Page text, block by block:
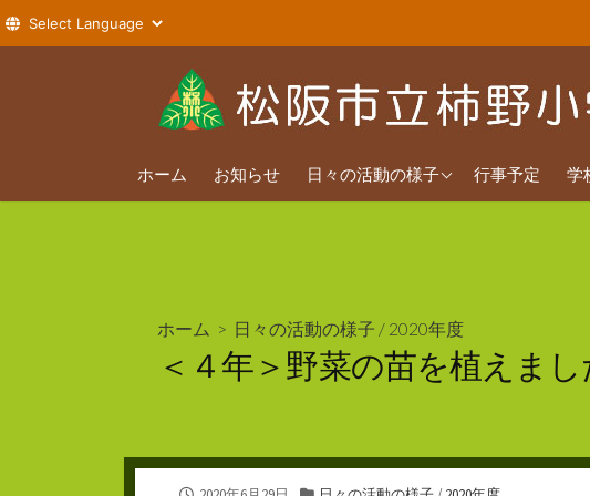
へ
ホーム お知らせ 日々の活動の様子
2026年度
行事予定 学
ホーム > 日々の活動の様子 / 2020年度
＜４年＞野菜の苗を植えまし
公
カ